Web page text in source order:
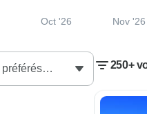
Oct '26 Nov '26
250+